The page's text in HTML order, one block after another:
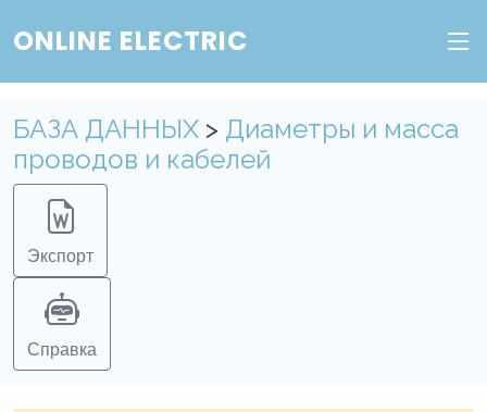
ONLINE ELECTRIC
БАЗА ДАННЫХ > Диаметры и масса
проводов и кабелей
Экспорт
Справка